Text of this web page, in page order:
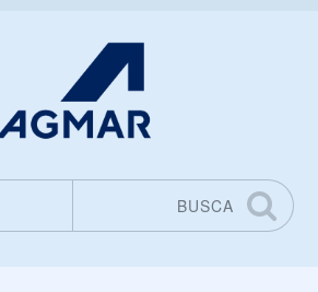
BUSCA